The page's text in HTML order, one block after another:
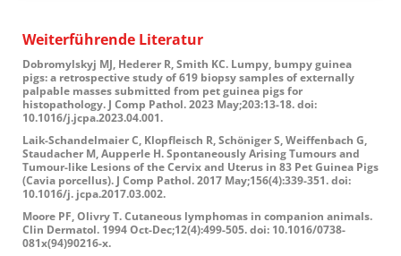
Weiterführende Literatur
Dobromylskyj MJ, Hederer R, Smith KC. Lumpy, bumpy guinea
pigs: a retrospective study of 619 biopsy samples of externally
palpable masses submitted from pet guinea pigs for
histopathology. J Comp Pathol. 2023 May;203:13-18. doi:
10.1016/j.jcpa.2023.04.001.
Laik-Schandelmaier C, Klopfleisch R, Schöniger S, Weiffenbach G,
Staudacher M, Aupperle H. Spontaneously Arising Tumours and
Tumour-like Lesions of the Cervix and Uterus in 83 Pet Guinea Pigs
(Cavia porcellus). J Comp Pathol. 2017 May;156(4):339-351. doi:
10.1016/j. jcpa.2017.03.002.
Moore PF, Olivry T. Cutaneous lymphomas in companion animals.
Clin Dermatol. 1994 Oct-Dec;12(4):499-505. doi: 10.1016/0738-
081x(94)90216-x.